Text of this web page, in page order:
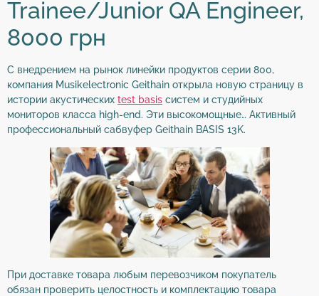
Trainee/Junior QA Engineer,
8000 грн
С внедрением на рынок линейки продуктов серии 800,
компания Musikelectronic Geithain открыла новую страницу в
истории акустических test basis систем и студийных
мониторов класса high-end. Эти высокомощные… Активный
профессиональный сабвуфер Geithain BASIS 13K.
При доставке товара любым перевозчиком покупатель
обязан проверить целостность и комплектацию товара